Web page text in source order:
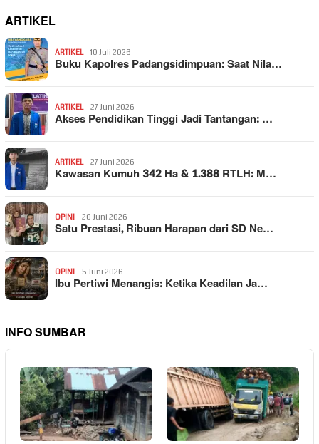
ARTIKEL
ARTIKEL 10 Juli 2026
Buku Kapolres Padangsidimpuan: Saat Nila…
ARTIKEL 27 Juni 2026
Akses Pendidikan Tinggi Jadi Tantangan: …
ARTIKEL 27 Juni 2026
Kawasan Kumuh 342 Ha & 1.388 RTLH: M…
OPINI 20 Juni 2026
Satu Prestasi, Ribuan Harapan dari SD Ne…
OPINI 5 Juni 2026
Ibu Pertiwi Menangis: Ketika Keadilan Ja…
INFO SUMBAR